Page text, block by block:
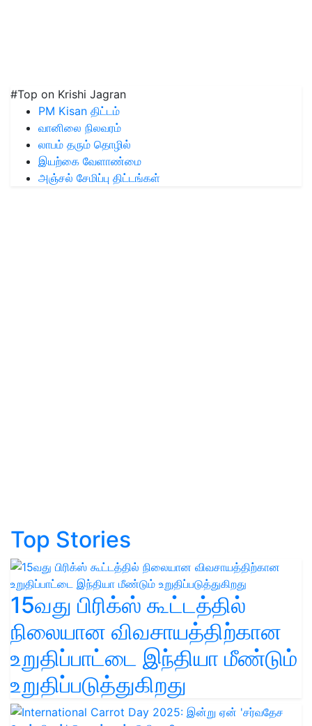
#Top on Krishi Jagran
PM Kisan திட்டம்
வானிலை நிலவரம்
லாபம் தரும் தொழில்
இயற்கை வேளாண்மை
அஞ்சல் சேமிப்பு திட்டங்கள்
Top Stories
15வது பிரிக்ஸ் கூட்டத்தில்
நிலையான விவசாயத்திற்கான
உறுதிப்பாட்டை இந்தியா மீண்டும்
உறுதிப்படுத்துகிறது